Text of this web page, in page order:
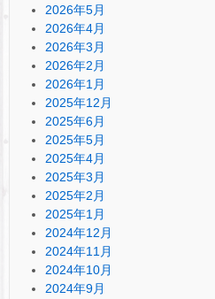
2026年5月
2026年4月
2026年3月
2026年2月
2026年1月
2025年12月
2025年6月
2025年5月
2025年4月
2025年3月
2025年2月
2025年1月
2024年12月
2024年11月
2024年10月
2024年9月